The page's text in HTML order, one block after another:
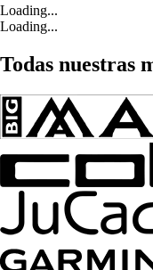
Loading...
Loading...
Todas nuestras